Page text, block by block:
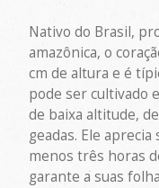
Nativo do Brasil,
amazônica, o
cm de altura e é
pode ser cultivado
de baixa altitude,
geadas. Ele
menos três horas
garante a suas